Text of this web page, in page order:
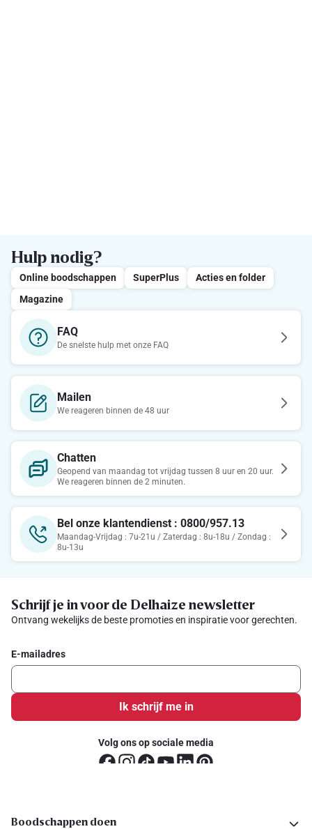
Hulp nodig?
Online boodschappen SuperPlus
Acties en folder
Magazine
FAQ
De snelste hulp met onze FAQ
Mailen
We reageren binnen de 48 uur
Chatten
Geopend van maandag tot vrijdag tussen 8 uur en 20 uur.
We reageren binnen de 2 minuten.
Bel onze klantendienst : 0800/957.13
Maandag-Vrijdag : 7u-21u / Zaterdag : 8u-18u / Zondag :
8u-13u
Schrijf je in voor de Delhaize newsletter
Ontvang wekelijks de beste promoties en inspiratie voor gerechten.
E-mailadres
Ik schrijf me in
Volg ons op sociale media
Boodschappen doen